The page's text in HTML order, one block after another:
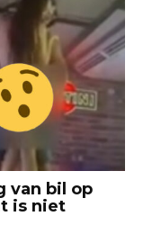
van bil op
is niet